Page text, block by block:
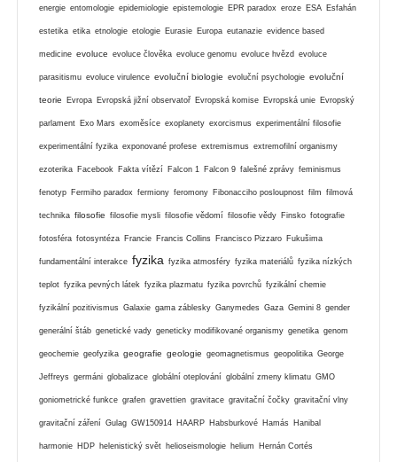
energie entomologie epidemiologie epistemologie EPR paradox eroze ESA Esfahán
estetika etika etnologie etologie Eurasie Europa eutanazie evidence based
medicine evoluce evoluce člověka evoluce genomu evoluce hvězd evoluce
parasitismu evoluce virulence evoluční biologie evoluční psychologie evoluční
teorie Evropa Evropská jižní observatoř Evropská komise Evropská unie Evropský
parlament Exo Mars exoměsíce exoplanety exorcismus experimentální filosofie
experimentální fyzika exponované profese extremismus extremofilní organismy
ezoterika Facebook Fakta vítězí Falcon 1 Falcon 9 falešné zprávy feminismus
fenotyp Fermiho paradox fermiony feromony Fibonacciho posloupnost film filmová
technika filosofie filosofie mysli filosofie vědomí filosofie vědy Finsko fotografie
fotosféra fotosyntéza Francie Francis Collins Francisco Pizzaro Fukušima
fundamentální interakce fyzika fyzika atmosféry fyzika materiálů fyzika nízkých
teplot fyzika pevných látek fyzika plazmatu fyzika povrchů fyzikální chemie
fyzikální pozitivismus Galaxie gama záblesky Ganymedes Gaza Gemini 8 gender
generální štáb genetické vady geneticky modifikované organismy genetika genom
geochemie geofyzika geografie geologie geomagnetismus geopolitika George
Jeffreys germáni globalizace globální oteplování globální zmeny klimatu GMO
goniometrické funkce grafen gravettien gravitace gravitační čočky gravitační vlny
gravitační záření Gulag GW150914 HAARP Habsburkové Hamás Hanibal
harmonie HDP helenistický svět helioseismologie helium Hernán Cortés